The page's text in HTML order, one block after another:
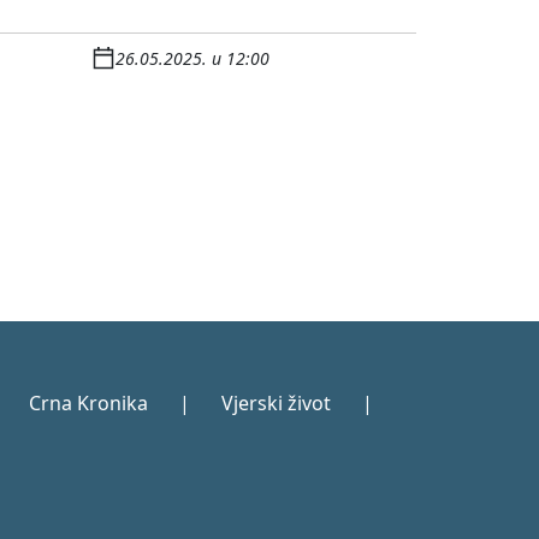
26.05.2025. u 12:00
Crna Kronika | Vjerski život |